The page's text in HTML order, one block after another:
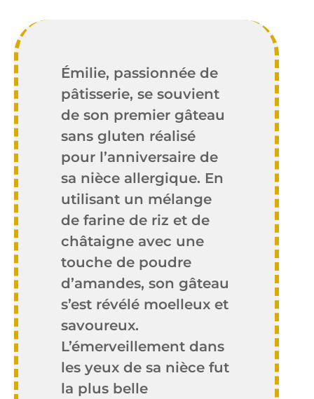
Émilie, passionnée de
pâtisserie, se souvient
de son premier gâteau
sans gluten réalisé
pour l’anniversaire de
sa nièce allergique. En
utilisant un mélange
de farine de riz et de
châtaigne avec une
touche de poudre
d’amandes, son gâteau
s’est révélé moelleux et
savoureux.
L’émerveillement dans
les yeux de sa nièce fut
la plus belle